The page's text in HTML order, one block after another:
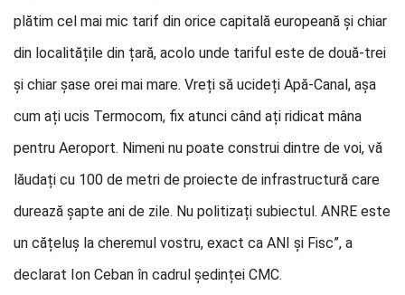
plătim cel mai mic tarif din orice capitală europeană și chiar
din localitățile din țară, acolo unde tariful este de două-trei
și chiar șase orei mai mare. Vreți să ucideți Apă-Canal, așa
cum ați ucis Termocom, fix atunci când ați ridicat mâna
pentru Aeroport. Nimeni nu poate construi dintre de voi, vă
lăudați cu 100 de metri de proiecte de infrastructură care
durează șapte ani de zile. Nu politizați subiectul. ANRE este
un cățeluș la cheremul vostru, exact ca ANI și Fisc”, a
declarat Ion Ceban în cadrul ședinței CMC.